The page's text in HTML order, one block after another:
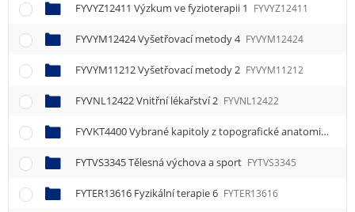
FYVYZ12411 Výzkum ve fyzioterapii 1 FYVYZ12411
FYVYM12424 Vyšetřovací metody 4 FYVYM12424
FYVYM11212 Vyšetřovací metody 2 FYVYM11212
FYVNL12422 Vnitřní lékařství 2 FYVNL12422
FYVKT4400 Vybrané kapitoly z topografické anatomie končetin
FYTVS3345 Tělesná výchova a sport FYTVS3345
FYTER13616 Fyzikální terapie 6 FYTER13616